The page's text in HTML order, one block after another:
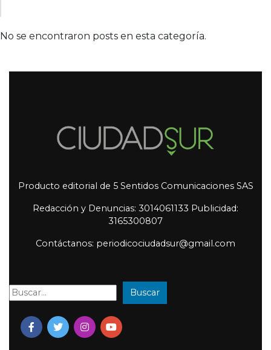
No se encontraron posts en esta categoría.
Producto editorial de 5 Sentidos Comunicaciones SAS
Redacción y Denuncias: 3014061133 Publicidad:
3165300807
Contáctanos: periodicociudadsur@gmail.com
Buscar: Buscar